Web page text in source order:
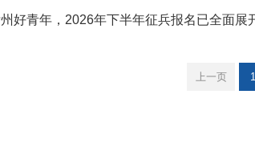
好青年，2026年下半年征兵报名已全面展
上一页 1